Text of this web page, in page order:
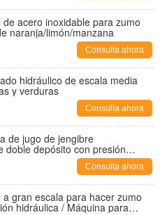
acero inoxidable para zumo
naranja/limón/manzana
Consulta ahora
hidráulico de escala media
y verduras
Consulta ahora
de jugo de jengibre
doble depósito con presión
Consulta ahora
gran escala para hacer zumo
hidráulica / Máquina para